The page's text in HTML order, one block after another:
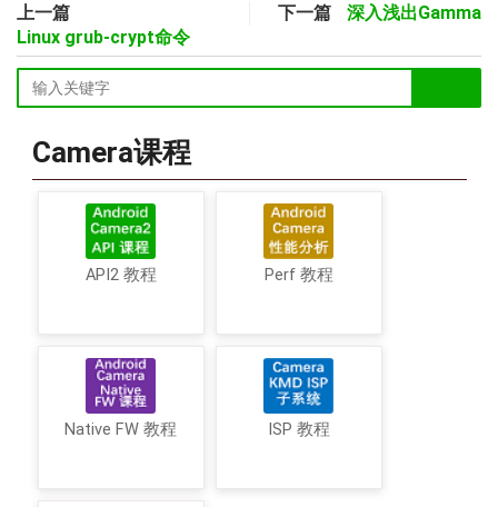
上一篇
Linux grub-crypt命令
下一篇 深入浅出Gamma
Camera课程
API2 教程 Perf 教程
Native FW 教程 ISP 教程